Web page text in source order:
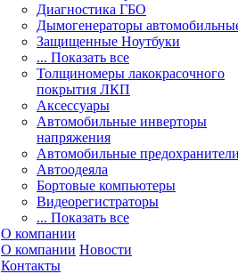
Диагностика ГБО
Дымогенераторы
Защищенные Ноутбуки
... Показать все
Толщиномеры лакокрасочного
покрытия ЛКП
Аксессуары
Автомобильные инверторы
напряжения
Автомобильные
Автоодеяла
Бортовые компьютеры
Видеорегистраторы
... Показать все
О компании
О компании Новости
Контакты